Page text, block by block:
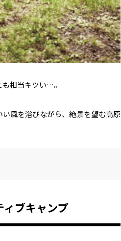
相当キツい…。
風を浴びながら、絶景を望む高原
ブキャンプ